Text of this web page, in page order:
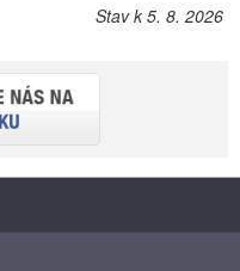
Stav k 5. 8. 2026